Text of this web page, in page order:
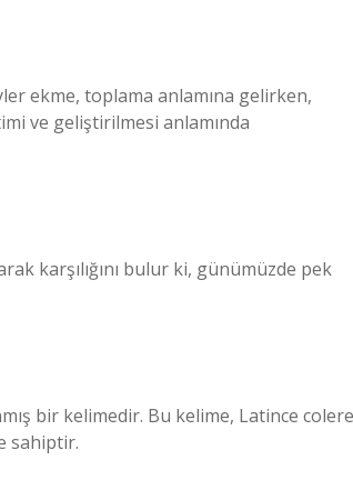
ekme, toplama anlamına gelirken,
ve geliştirilmesi anlamında
karşılığını bulur ki, günümüzde pek
bir kelimedir. Bu kelime, Latince colere
sahiptir.